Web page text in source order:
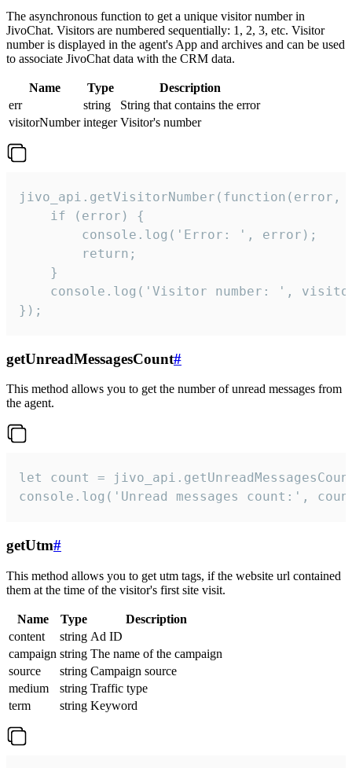
The asynchronous function to get a unique visitor number in
JivoChat. Visitors are numbered sequentially: 1, 2, 3, etc. Visitor
number is displayed in the agent's App and archives and can be used
to associate JivoChat data with the CRM data.
Name Type
Description
err
string
String that contains the error
visitorNumber integer Visitor's number
jivo_api.getVisitorNumber(function(error,
    if (error) {
        console.log('Error: ', error);
        return;
    }
console.log('Visitor number: ',
});
getUnreadMessagesCount#
This method allows you to get the number of unread messages from
the agent.
let count =
console.log('Unread messages count:',
getUtm#
This method allows you to get utm tags, if the website url contained
them at the time of the visitor's first site visit.
Name Type
Description
content
string Ad ID
campaign string The name of the campaign
source
string Campaign source
medium
string Traffic type
term
string Keyword